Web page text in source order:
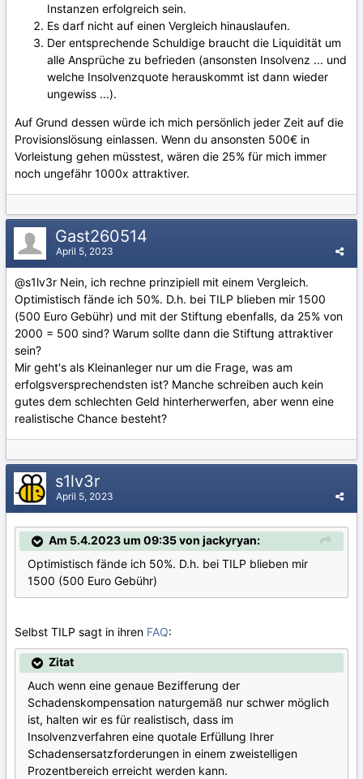
Instanzen erfolgreich sein.
Es darf nicht auf einen Vergleich hinauslaufen.
Der entsprechende Schuldige braucht die Liquidität um
alle Ansprüche zu befrieden (ansonsten Insolvenz ... und
welche Insolvenzquote herauskommt ist dann wieder
ungewiss ...).
Auf Grund dessen würde ich mich persönlich jeder Zeit auf die
Provisionslösung einlassen. Wenn du ansonsten 500€ in
Vorleistung gehen müsstest, wären die 25% für mich immer
noch ungefähr 1000x attraktiver.
Gast260514
April 5, 2023
@s1lv3r Nein, ich rechne prinzipiell mit einem Vergleich.
Optimistisch fände ich 50%. D.h. bei TILP blieben mir 1500
(500 Euro Gebühr) und mit der Stiftung ebenfalls, da 25% von
2000 = 500 sind? Warum sollte dann die Stiftung attraktiver
sein?
Mir geht's als Kleinanleger nur um die Frage, was am
erfolgsversprechendsten ist? Manche schreiben auch kein
gutes dem schlechten Geld hinterherwerfen, aber wenn eine
realistische Chance besteht?
s1lv3r
April 5, 2023
Am 5.4.2023 um 09:35 von jackyryan:
Optimistisch fände ich 50%. D.h. bei TILP blieben mir
1500 (500 Euro Gebühr)
Selbst TILP sagt in ihren FAQ:
Zitat
Auch wenn eine genaue Bezifferung der
Schadenskompensation naturgemäß nur schwer möglich
ist, halten wir es für realistisch, dass im
Insolvenzverfahren eine quotale Erfüllung Ihrer
Schadensersatzforderungen in einem zweistelligen
Prozentbereich erreicht werden kann.